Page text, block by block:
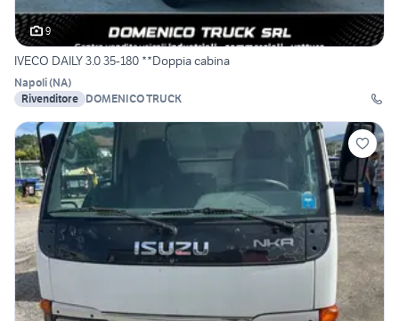
9
IVECO DAILY 3.0 35-180 **Doppia cabina
Napoli(NA)
Rivenditore DOMENICO TRUCK